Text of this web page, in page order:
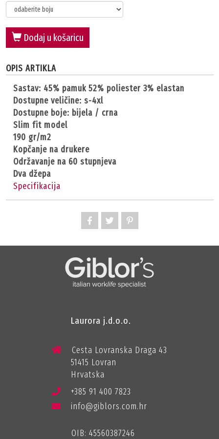
Dodaj u košaricu
OPIS ARTIKLA
sastav: 45% pamuk 52% poliester 3% elastan
dostupne veličine: s-4xl
dostupne boje: bijela / crna
slim fit model
190 gr/m2
kopčanje na drukere
održavanje na 60 stupnjeva
dva džepa
Specifikacija
Laurora j.d.o.o.
Cesta Lovranska Draga 43
51415 Lovran
Hrvatska
+385 91 400 7823
info@giblors.com.hr
OIB: 45560387246